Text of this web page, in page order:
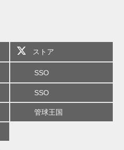
ストア
SSO
SSO
管球王国